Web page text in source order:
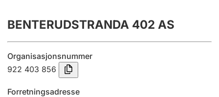
Årsregnskap
Innsending og forsinkelsesgebyr
BENTERUDSTRANDA 402 AS
Organisasjonsnummer
922 403 856
Forretningsadresse